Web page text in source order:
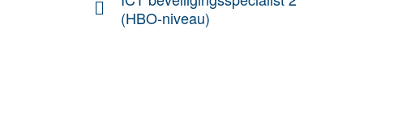
(HBO-niveau)